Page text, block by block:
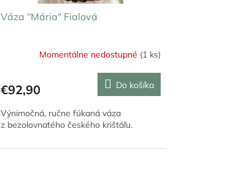
Váza “Mária“ Fialová
Momentálne nedostupné (1 ks)
€92,90 Do košíka
Výnimočná, ručne fúkaná váza
z bezolovnatého českého krištáľu.